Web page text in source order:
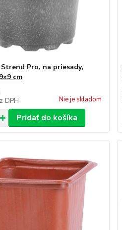
Pro, na priesady,
cm
DPH Nie je skladom
Pridať do košíka